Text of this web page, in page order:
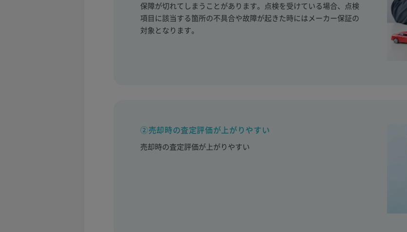
保障が切れてしまうことがあります。点検を受けている場合、点検
項目に該当する箇所の不具合や故障が起きた時にはメーカー保証の
対象となります。
②売却時の査定評価が上がりやすい
売却時の査定評価が上がりやすい